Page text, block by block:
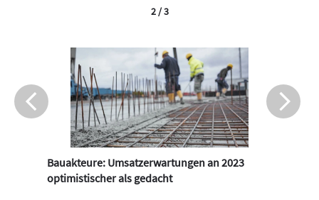
Bauakteure: Umsatzerwartungen an 2023
optimistischer als gedacht
2 / 3